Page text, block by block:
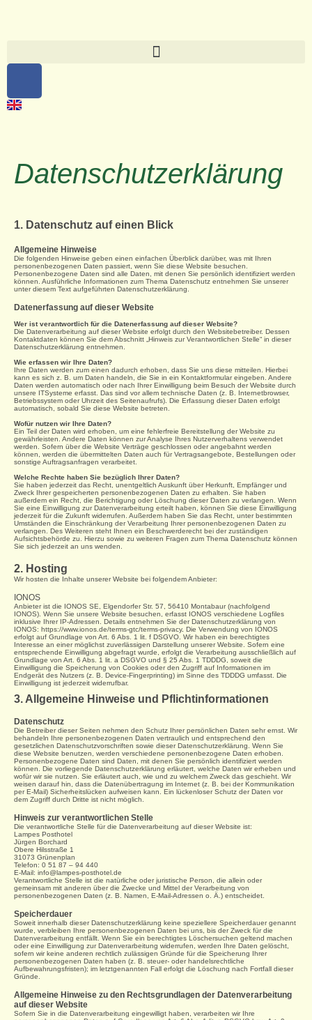
Datenschutzerklärung
1. Datenschutz auf einen Blick
Allgemeine Hinweise
Die folgenden Hinweise geben einen einfachen Überblick darüber, was mit Ihren
personenbezogenen Daten passiert, wenn Sie diese Website besuchen.
Personenbezogene Daten sind alle Daten, mit denen Sie persönlich identifiziert werden
können. Ausführliche Informationen zum Thema Datenschutz entnehmen Sie unserer
unter diesem Text aufgeführten Datenschutzerklärung.
Datenerfassung auf dieser Website
Wer ist verantwortlich für die Datenerfassung auf dieser Website?
Die Datenverarbeitung auf dieser Website erfolgt durch den Websitebetreiber. Dessen
Kontaktdaten können Sie dem Abschnitt „Hinweis zur Verantwortlichen Stelle“ in dieser
Datenschutzerklärung entnehmen.
Wie erfassen wir Ihre Daten?
Ihre Daten werden zum einen dadurch erhoben, dass Sie uns diese mitteilen. Hierbei
kann es sich z. B. um Daten handeln, die Sie in ein Kontaktformular eingeben. Andere
Daten werden automatisch oder nach Ihrer Einwilligung beim Besuch der Website durch
unsere ITSysteme erfasst. Das sind vor allem technische Daten (z. B. Internetbrowser,
Betriebssystem oder Uhrzeit des Seitenaufrufs). Die Erfassung dieser Daten erfolgt
automatisch, sobald Sie diese Website betreten.
Wofür nutzen wir Ihre Daten?
Ein Teil der Daten wird erhoben, um eine fehlerfreie Bereitstellung der Website zu
gewährleisten. Andere Daten können zur Analyse Ihres Nutzerverhaltens verwendet
werden. Sofern über die Website Verträge geschlossen oder angebahnt werden
können, werden die übermittelten Daten auch für Vertragsangebote, Bestellungen oder
sonstige Auftragsanfragen verarbeitet.
Welche Rechte haben Sie bezüglich Ihrer Daten?
Sie haben jederzeit das Recht, unentgeltlich Auskunft über Herkunft, Empfänger und
Zweck Ihrer gespeicherten personenbezogenen Daten zu erhalten. Sie haben
außerdem ein Recht, die Berichtigung oder Löschung dieser Daten zu verlangen. Wenn
Sie eine Einwilligung zur Datenverarbeitung erteilt haben, können Sie diese Einwilligung
jederzeit für die Zukunft widerrufen. Außerdem haben Sie das Recht, unter bestimmten
Umständen die Einschränkung der Verarbeitung Ihrer personenbezogenen Daten zu
verlangen. Des Weiteren steht Ihnen ein Beschwerderecht bei der zuständigen
Aufsichtsbehörde zu. Hierzu sowie zu weiteren Fragen zum Thema Datenschutz können
Sie sich jederzeit an uns wenden.
2. Hosting
Wir hosten die Inhalte unserer Website bei folgendem Anbieter:
IONOS
Anbieter ist die IONOS SE, Elgendorfer Str. 57, 56410 Montabaur (nachfolgend
IONOS). Wenn Sie unsere Website besuchen, erfasst IONOS verschiedene Logfiles
inklusive Ihrer IP-Adressen. Details entnehmen Sie der Datenschutzerklärung von
IONOS: https://www.ionos.de/terms-gtc/terms-privacy. Die Verwendung von IONOS
erfolgt auf Grundlage von Art. 6 Abs. 1 lit. f DSGVO. Wir haben ein berechtigtes
Interesse an einer möglichst zuverlässigen Darstellung unserer Website. Sofern eine
entsprechende Einwilligung abgefragt wurde, erfolgt die Verarbeitung ausschließlich auf
Grundlage von Art. 6 Abs. 1 lit. a DSGVO und § 25 Abs. 1 TDDDG, soweit die
Einwilligung die Speicherung von Cookies oder den Zugriff auf Informationen im
Endgerät des Nutzers (z. B. Device-Fingerprinting) im Sinne des TDDDG umfasst. Die
Einwilligung ist jederzeit widerrufbar.
3. Allgemeine Hinweise und Pflichtinformationen
Datenschutz
Die Betreiber dieser Seiten nehmen den Schutz Ihrer persönlichen Daten sehr ernst. Wir
behandeln Ihre personenbezogenen Daten vertraulich und entsprechend den
gesetzlichen Datenschutzvorschriften sowie dieser Datenschutzerklärung. Wenn Sie
diese Website benutzen, werden verschiedene personenbezogene Daten erhoben.
Personenbezogene Daten sind Daten, mit denen Sie persönlich identifiziert werden
können. Die vorliegende Datenschutzerklärung erläutert, welche Daten wir erheben und
wofür wir sie nutzen. Sie erläutert auch, wie und zu welchem Zweck das geschieht. Wir
weisen darauf hin, dass die Datenübertragung im Internet (z. B. bei der Kommunikation
per E-Mail) Sicherheitslücken aufweisen kann. Ein lückenloser Schutz der Daten vor
dem Zugriff durch Dritte ist nicht möglich.
Hinweis zur verantwortlichen Stelle
Die verantwortliche Stelle für die Datenverarbeitung auf dieser Website ist:
Lampes Posthotel
Jürgen Borchard
Obere Hilsstraße 1
31073 Grünenplan
Telefon: 0 51 87 – 94 440
E-Mail: info@lampes-posthotel.de
Verantwortliche Stelle ist die natürliche oder juristische Person, die allein oder
gemeinsam mit anderen über die Zwecke und Mittel der Verarbeitung von
personenbezogenen Daten (z. B. Namen, E-Mail-Adressen o. Ä.) entscheidet.
Speicherdauer
Soweit innerhalb dieser Datenschutzerklärung keine speziellere Speicherdauer genannt
wurde, verbleiben Ihre personenbezogenen Daten bei uns, bis der Zweck für die
Datenverarbeitung entfällt. Wenn Sie ein berechtigtes Löschersuchen geltend machen
oder eine Einwilligung zur Datenverarbeitung widerrufen, werden Ihre Daten gelöscht,
sofern wir keine anderen rechtlich zulässigen Gründe für die Speicherung Ihrer
personenbezogenen Daten haben (z. B. steuer- oder handelsrechtliche
Aufbewahrungsfristen); im letztgenannten Fall erfolgt die Löschung nach Fortfall dieser
Gründe.
Allgemeine Hinweise zu den Rechtsgrundlagen der Datenverarbeitung
auf dieser Website
Sofern Sie in die Datenverarbeitung eingewilligt haben, verarbeiten wir Ihre